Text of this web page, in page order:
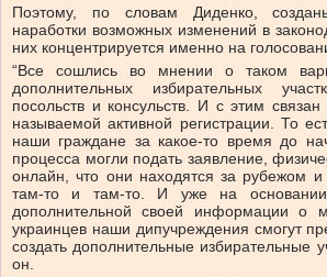
Поэтому, по словам Диденко,
наработки возможных изменений в
них концентрируется именно на
“Все сошлись во мнении о таком
дополнительных избирательных
посольств и консульств. И с этим связан
называемой активной регистрации. То
наши граждане за какое-то время до
процесса могли подать заявление,
онлайн, что они находятся за рубежом и
там-то и там-то. И уже на
дополнительной своей информации о
украинцев наши дипучреждения смогут
создать дополнительные избирательные
он.